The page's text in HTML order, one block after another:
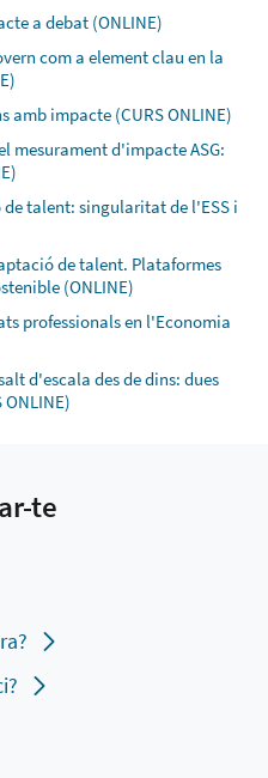
a debat (ONLINE)
com a element clau en la
amb impacte (CURS ONLINE)
mesurament d'impacte ASG:
talent: singularitat de l'ESS i
de talent. Plataformes
(ONLINE)
professionals en l'Economia
d'escala des de dins: dues
te